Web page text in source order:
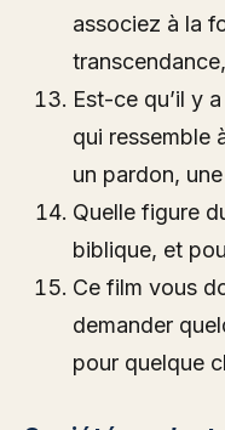
associez à la
Est-ce qu’il y
qui ressemble
un pardon,
Quelle figure
biblique, et
Ce film vous
demander
pour quelque